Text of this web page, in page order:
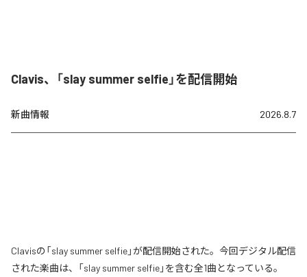
Clavis、「slay summer selfie」を配信開始
新曲情報 2026.8.7
Clavisの「slay summer selfie」が配信開始された。今回デジタル配信
された楽曲は、「slay summer selfie」を含む全1曲となっている。